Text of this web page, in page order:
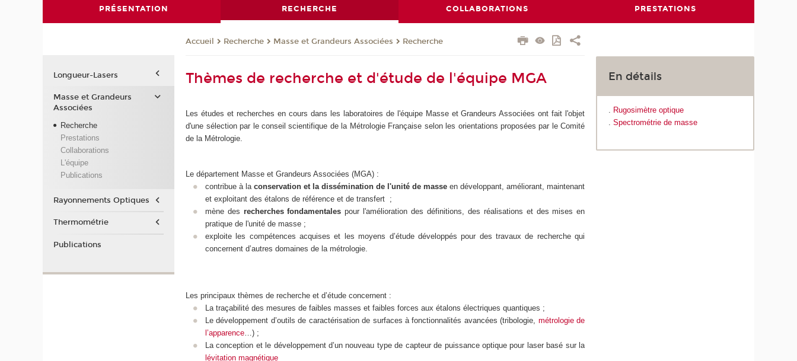
PRÉSENTATION RECHERCHE COLLABORATIONS PRESTATIONS
Accueil Recherche Masse et Grandeurs Associées Recherche
Thèmes de recherche et d'étude de l'équipe MGA
Les études et recherches en cours dans les laboratoires de l'équipe Masse et Grandeurs Associées ont fait l'objet
d'une sélection par le conseil scientifique de la Métrologie Française selon les orientations proposées par le Comité
de la Métrologie.
Le département Masse et Grandeurs Associées (MGA) :
contribue à la conservation et la dissémination de l'unité de masse en développant, améliorant, maintenant
et exploitant des étalons de référence et de transfert ;
mène des recherches fondamentales pour l'amélioration des définitions, des réalisations et des mises en
pratique de l'unité de masse ;
exploite les compétences acquises et les moyens d’étude développés pour des travaux de recherche qui
concernent d’autres domaines de la métrologie.
Les principaux thèmes de recherche et d’étude concernent :
La traçabilité des mesures de faibles masses et faibles forces aux étalons électriques quantiques ;
Le développement d’outils de caractérisation de surfaces à fonctionnalités avancées (tribologie, métrologie de
l’apparence…) ;
La conception et le développement d’un nouveau type de capteur de puissance optique pour laser basé sur la
lévitation magnétique
En détails
. Rugosimètre optique
.Spectrométrie de masse
Longueur-Lasers
Masse et Grandeurs
Associées
Recherche
Prestations
Collaborations
L'équipe
Publications
Rayonnements Optiques
Thermométrie
Publications